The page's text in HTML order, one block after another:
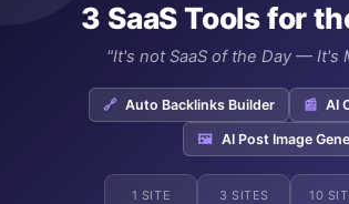
3 SaaS Tools for
"It's not SaaS of the Day — It's
🔗 Auto Backlinks Builder 📰 AI
🖼️ AI Post Image
1 SITE 3 SITES 10